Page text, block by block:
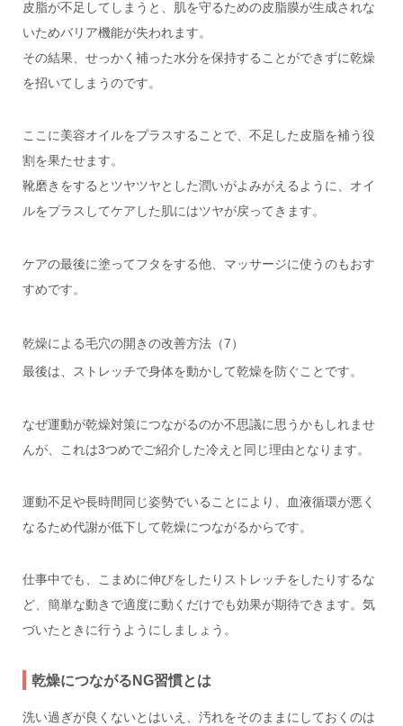
皮脂が不足してしまうと、肌を守るための皮脂膜が生成されな
いためバリア機能が失われます。
その結果、せっかく補った水分を保持することができずに乾燥
を招いてしまうのです。
ここに美容オイルをプラスすることで、不足した皮脂を補う役
割を果たせます。
靴磨きをするとツヤツヤとした潤いがよみがえるように、オイ
ルをプラスしてケアした肌にはツヤが戻ってきます。
ケアの最後に塗ってフタをする他、マッサージに使うのもおす
すめです。
乾燥による毛穴の開きの改善方法（7）
最後は、ストレッチで身体を動かして乾燥を防ぐことです。
なぜ運動が乾燥対策につながるのか不思議に思うかもしれませ
んが、これは3つめでご紹介した冷えと同じ理由となります。
運動不足や長時間同じ姿勢でいることにより、血液循環が悪く
なるため代謝が低下して乾燥につながるからです。
仕事中でも、こまめに伸びをしたりストレッチをしたりするな
ど、簡単な動きで適度に動くだけでも効果が期待できます。気
づいたときに行うようにしましょう。
乾燥につながるNG習慣とは
洗い過ぎが良くないとはいえ、汚れをそのままにしておくのは